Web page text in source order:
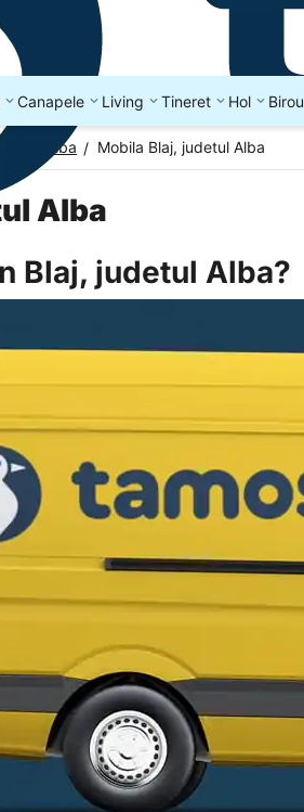
Canapele Living Tineret Hol Birou
Alba / Mobila Blaj, judetul Alba
Alba
Blaj, judetul Alba?